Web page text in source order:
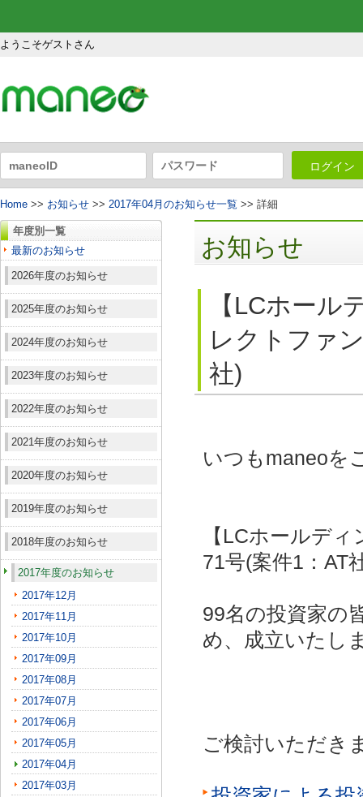
ようこそゲストさん
ログイン
Home >> お知らせ >> 2017年04月のお知らせ一覧 >> 詳細
年度別一覧
最新のお知らせ
2026年度のお知らせ
2025年度のお知らせ
2024年度のお知らせ
2023年度のお知らせ
2022年度のお知らせ
2021年度のお知らせ
2020年度のお知らせ
2019年度のお知らせ
2018年度のお知らせ
2017年度のお知らせ
2017年12月
2017年11月
2017年10月
2017年09月
2017年08月
2017年07月
2017年06月
2017年05月
2017年04月
2017年03月
お知らせ
【LCホー
レクトファ
社)
いつもmaneoを
【LCホールデ
71号(案件1：AT
99名の投資家の
め、成立いたし
ご検討いただき